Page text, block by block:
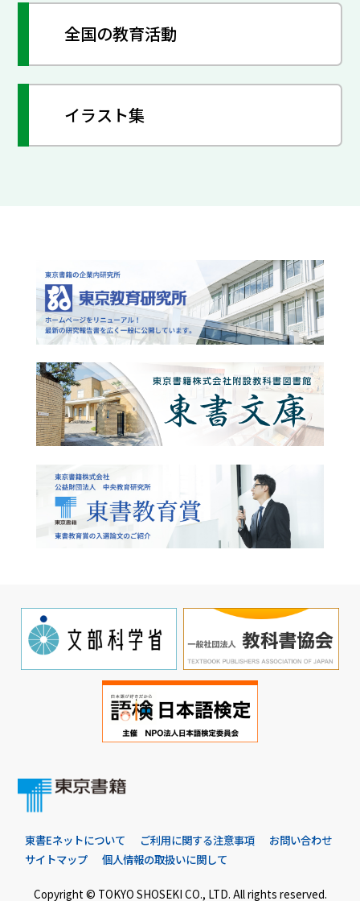
全国の教育活動
イラスト集
東書Eネットについて ご利用に関する注意事項
お問い合わせ
サイトマップ
個人情報の取扱いに関して
Copyright © TOKYO SHOSEKI CO., LTD. All rights reserved.